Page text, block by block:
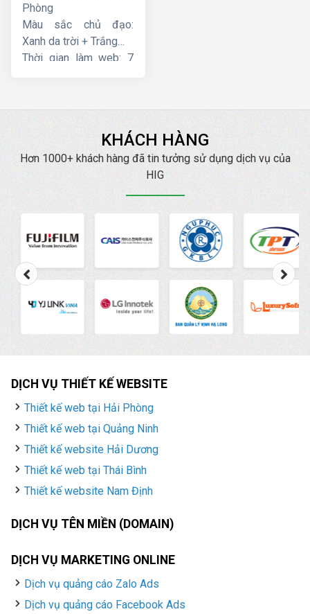
Phòng
Màu sắc chủ đạo:
Xanh da trời + Trắng
Thời gian làm web: 7
KHÁCH HÀNG
Hơn 1000+ khách hàng đã tin tưởng sử dụng dịch vụ của
HIG
DỊCH VỤ THIẾT KẾ WEBSITE
Thiết kế web tại Hải Phòng
Thiết kế web tại Quảng Ninh
Thiết kế website Hải Dương
Thiết kế web tại Thái Bình
Thiết kế website Nam Định
DỊCH VỤ TÊN MIỀN (DOMAIN)
DỊCH VỤ MARKETING ONLINE
Dịch vụ quảng cáo Zalo Ads
Dịch vụ quảng cáo Facebook Ads